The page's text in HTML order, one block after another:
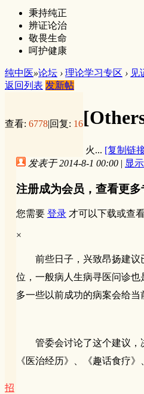
秉持纯正
辨证论治
敬畏生命
呵护健康
纯中医»论坛 › 理论学习专区 › 见
返回列表 发新帖
查看: 6778|回复: 16
火... [复制链
招
发表于 2014-8-1 00:00 | 显
注册成为会员，查看更多
您需要 登录 才可以下载或查
×
前些日子，兴致昂扬建
位，一般病人生病寻医问诊
多一些以前成功的病案会给当
管委会讨论了这个建议
《医治经历》、《趣话食疗